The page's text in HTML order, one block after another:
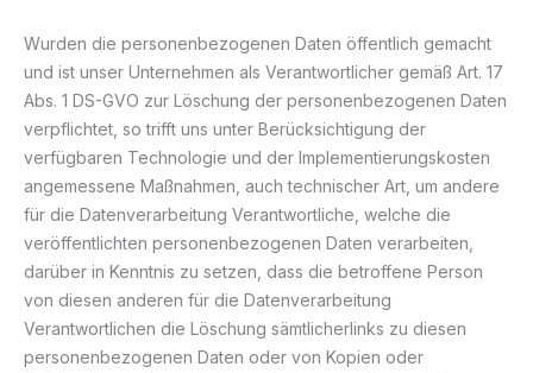
Wurden die personenbezogenen Daten öffentlich gemacht
und ist unser Unternehmen als Verantwortlicher gemäß Art. 17
Abs. 1 DS-GVO zur Löschung der personenbezogenen Daten
verpflichtet, so trifft uns unter Berücksichtigung der
verfügbaren Technologie und der Implementierungskosten
angemessene Maßnahmen, auch technischer Art, um andere
für die Datenverarbeitung Verantwortliche, welche die
veröffentlichten personenbezogenen Daten verarbeiten,
darüber in Kenntnis zu setzen, dass die betroffene Person
von diesen anderen für die Datenverarbeitung
Verantwortlichen die Löschung sämtlicherlinks zu diesen
personenbezogenen Daten oder von Kopien oder